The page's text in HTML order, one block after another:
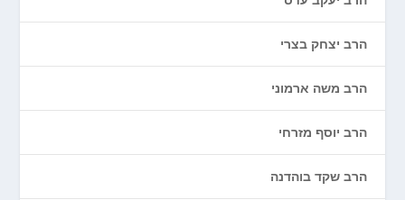
הרב יצחק בצרי
הרב משה ארמוני
הרב יוסף מזרחי
הרב שקד בוהדנה